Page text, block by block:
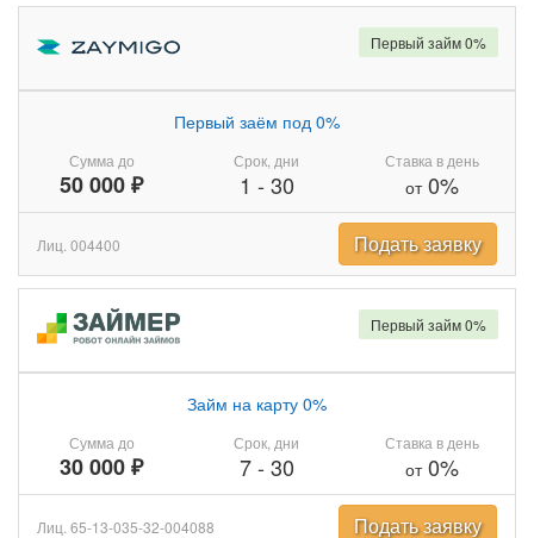
Сумма до
50 000 ₽
Первый заём под 0%
Срок, дни
1 - 30
Ставка в день
от0%
Первый займ 0%
Лиц. 004400 Подать заявку
Сумма до
30 000 ₽
Займ на карту 0%
Срок, дни
7- 30
Ставка в день
от0%
Первый займ 0%
Лиц. 65-13-035-32-004088 Подать заявку